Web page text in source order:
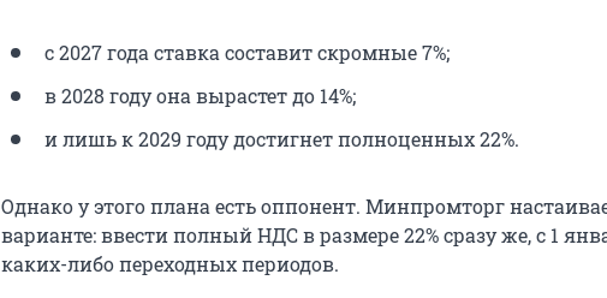
с 2027 года ставка составит скромные 7%;
в 2028 году она вырастет до 14%;
и лишь к 2029 году достигнет полноценных 22%.
Однако у этого плана есть оппонент. Минпромторг
варианте: ввести полный НДС в размере 22% сразу же, с 1
каких-либо переходных периодов.